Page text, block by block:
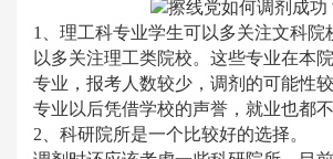
1、理工科专业学生可以多关注文科院
以多关注理工类院校。这些专业在本
专业，报考人数较少，调剂的可能性
专业以后凭借学校的声誉，就业也都不
2、科研院所是一个比较好的选择。